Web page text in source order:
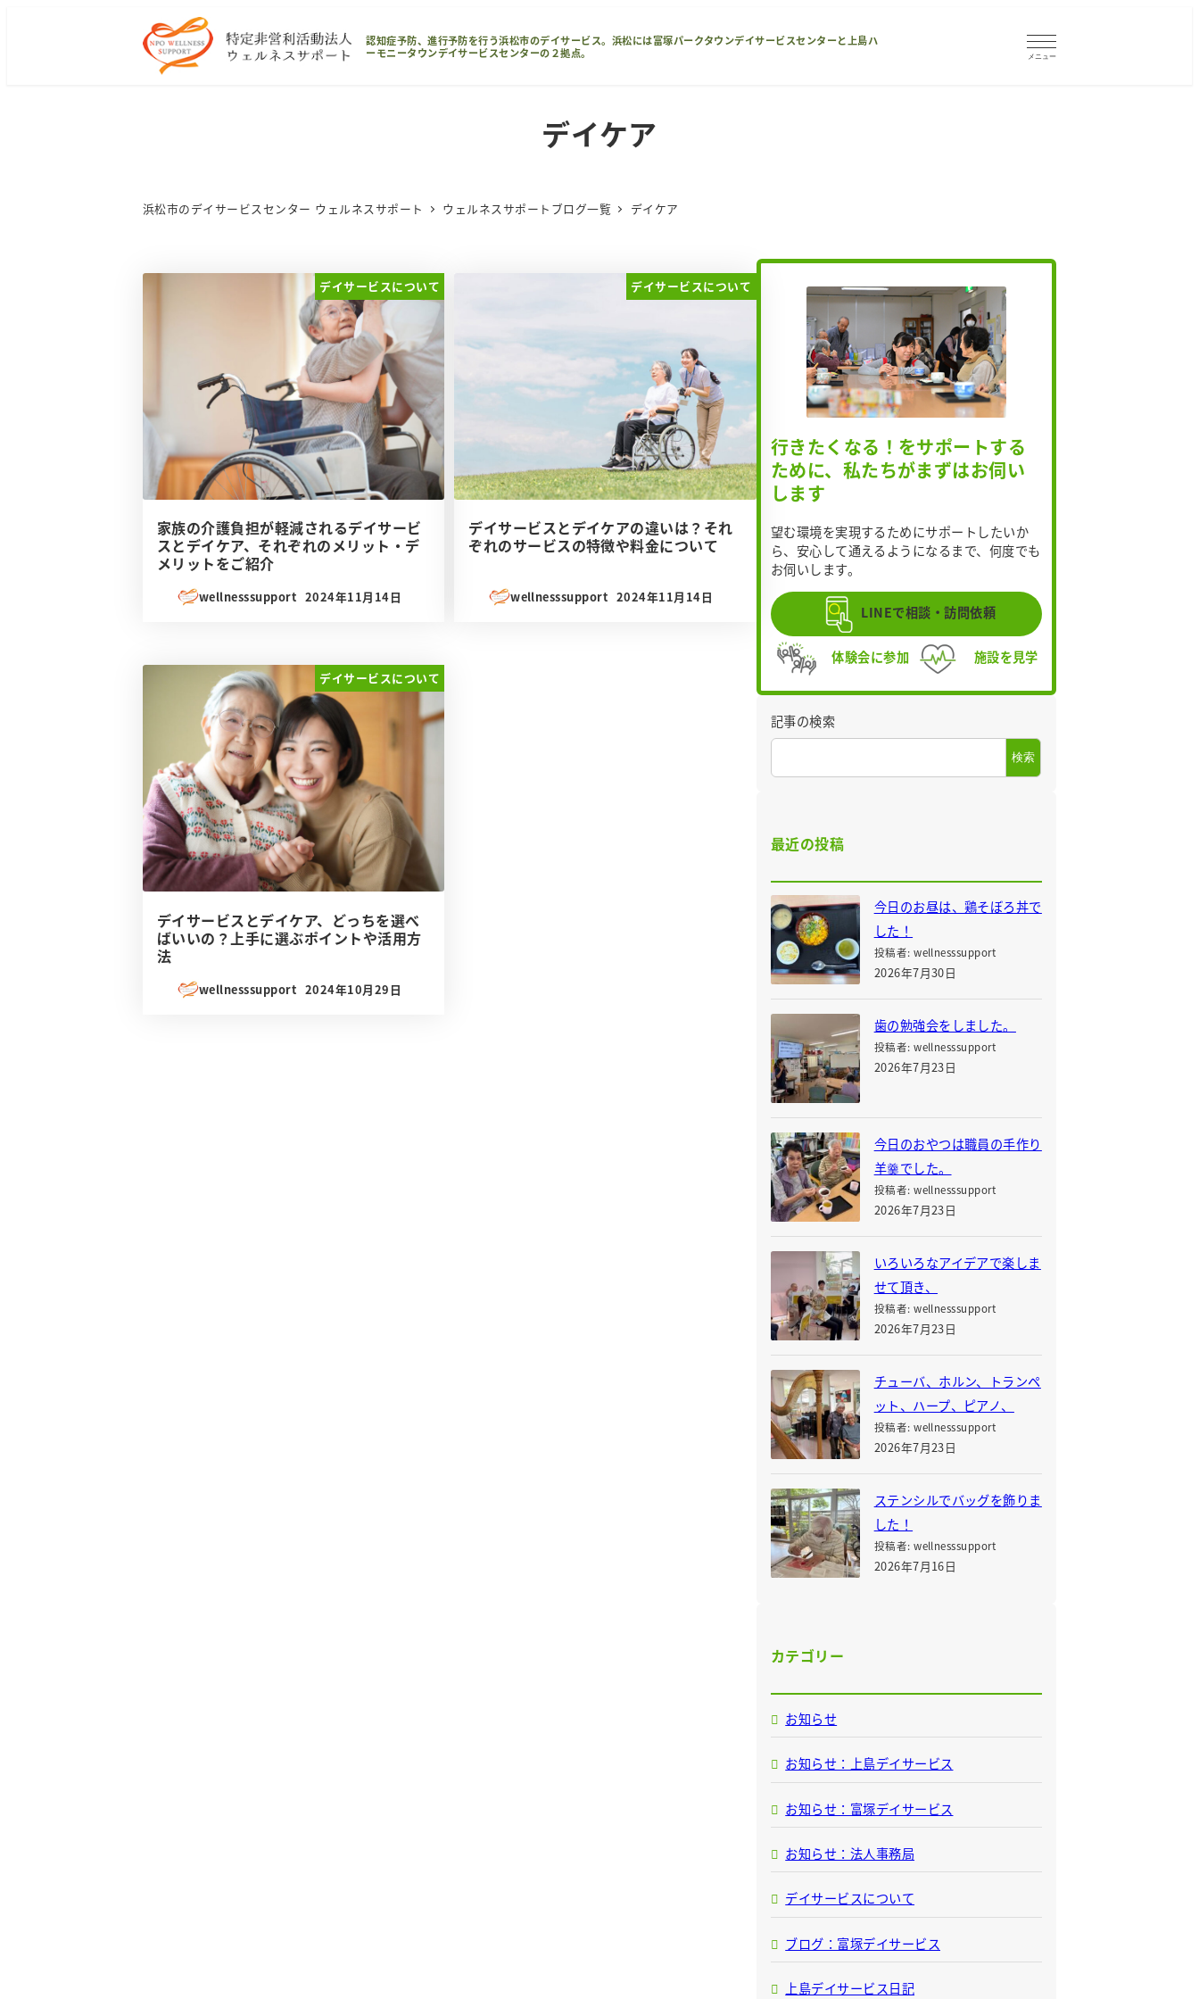
認知症予防、進行予防を行う浜松市のデイサービス。浜松には富塚パークタウンデイサービスセンターと上島ハ
ーモニータウンデイサービスセンターの２拠点。
メニュー
デイケア
浜松市のデイサービスセンター ウェルネスサポート ウェルネスサポートブログ一覧 デイケア
デイサービスについて
家族の介護負担が軽減されるデイサービ
スとデイケア、それぞれのメリット・デ
メリットをご紹介
wellnesssupport
投稿日
2024年11月14日
デイサービスについて
デイサービスとデイケアの違いは？それ
ぞれのサービスの特徴や料金について
wellnesssupport
投稿日
2024年11月14日
デイサービスについて
デイサービスとデイケア、どっちを選べ
ばいいの？上手に選ぶポイントや活用方
法
wellnesssupport
投稿日
2024年10月29日
行きたくなる！をサポートする
ために、私たちがまずはお伺い
します
望む環境を実現するためにサポートしたいか
ら、安心して通えるようになるまで、何度でも
お伺いします。
LINEで相談・訪問依頼
体験会に参加 施設を見学
記事の検索
検索
最近の投稿
今日のお昼は、鶏そぼろ丼で
した！
投稿者: wellnesssupport
2026年7月30日
歯の勉強会をしました。
投稿者: wellnesssupport
2026年7月23日
今日のおやつは職員の手作り
羊羹でした。
投稿者: wellnesssupport
2026年7月23日
いろいろなアイデアで楽しま
せて頂き、
投稿者: wellnesssupport
2026年7月23日
チューバ、ホルン、トランペ
ット、ハープ、ピアノ、
投稿者: wellnesssupport
2026年7月23日
ステンシルでバッグを飾りま
した！
投稿者: wellnesssupport
2026年7月16日
カテゴリー
お知らせ
お知らせ：上島デイサービス
お知らせ：富塚デイサービス
お知らせ：法人事務局
デイサービスについて
ブログ：富塚デイサービス
上島デイサービス日記